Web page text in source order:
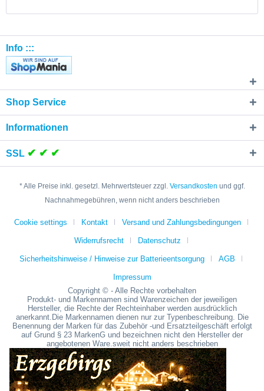
Info :::
Shop Service
Informationen
SSL ✔ ✔ ✔
* Alle Preise inkl. gesetzl. Mehrwertsteuer zzgl. Versandkosten und ggf.
Nachnahmegebühren, wenn nicht anders beschrieben
Cookie settings Kontakt Versand und Zahlungsbedingungen
Widerrufsrecht Datenschutz
Sicherheitshinweise / Hinweise zur Batterieentsorgung AGB
Impressum
Copyright © - Alle Rechte vorbehalten
Produkt- und Markennamen sind Warenzeichen der jeweiligen
Hersteller, die Rechte der Rechteinhaber werden ausdrücklich
anerkannt.Die Markennamen dienen nur zur Typenbeschreibung. Die
Benennung der Marken für das Zubehör -und Ersatzteilgeschäft erfolgt
auf Grund § 23 MarkenG und bezeichnen nicht den Hersteller der
angebotenen Ware.sweit nicht anders beschrieben